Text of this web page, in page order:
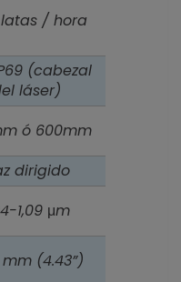
latas / hora
(cabezal
láser)
ó 600mm
dirigido
1,09 μm
mm (4.43”)